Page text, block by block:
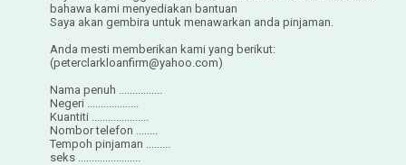
bahawa kami menyediakan bantuan
Saya akan gembira untuk menawarkan anda pinjaman.
Anda mesti memberikan kami yang berikut:
(peterclarkloanfirm@yahoo.com)
Nama penuh ................
Negeri ...................
Kuantiti .....................
Nombor telefon ........
Tempoh pinjaman .........
seks .......................